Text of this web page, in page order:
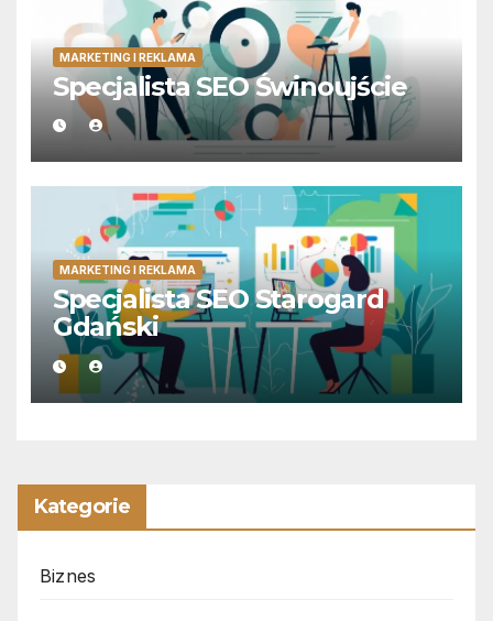
MARKETING I REKLAMA
Specjalista SEO Świnoujście
MARKETING I REKLAMA
Specjalista SEO Starogard
Gdański
Kategorie
Biznes